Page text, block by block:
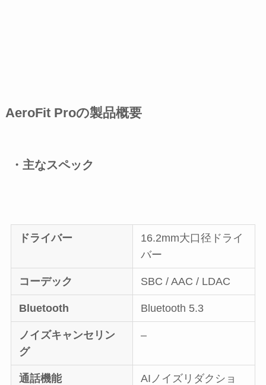
AeroFit Proの製品概要
・主なスペック
ドライバー
16.2mm大口径ドライ
バー
コーデック SBC / AAC / LDAC
Bluetooth Bluetooth 5.3
ノイズキャンセリン
グ
–
通話機能
AIノイズリダクショ